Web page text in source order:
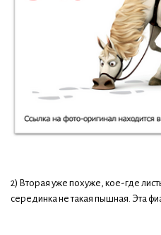
2) Вторая уже похуже, кое-где
серединка не такая пышная. Эта